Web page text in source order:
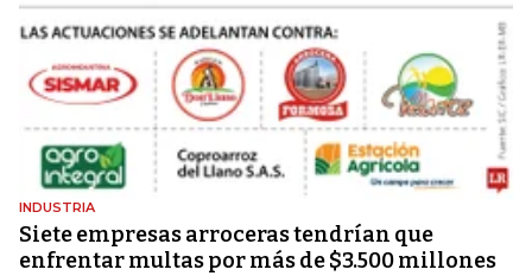
INDUSTRIA
Siete empresas arroceras tendrían que
enfrentar multas por más de $3.500 millones